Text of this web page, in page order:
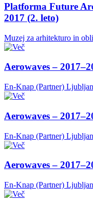
Platforma Future
2017 (2. leto)
Muzej za arhitekturo in
Aerowaves –
En-Knap (Partner)
Aerowaves –
En-Knap (Partner)
Aerowaves –
En-Knap (Partner)